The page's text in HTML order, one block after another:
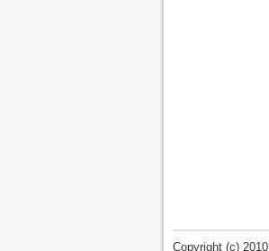
Copyright (c) 2010